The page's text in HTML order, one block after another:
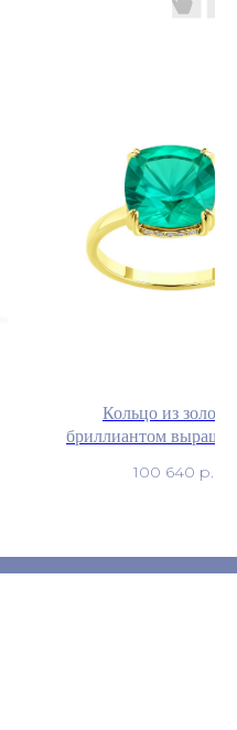
Кольцо из золота
бриллиантом
100 640 р.